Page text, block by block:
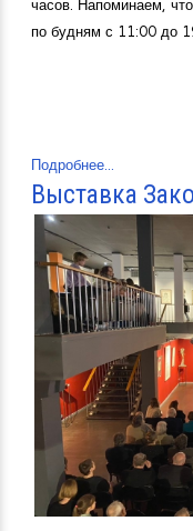
часов. Напоминаем,
по будням с 11:00 до
Подробнее...
Выставка